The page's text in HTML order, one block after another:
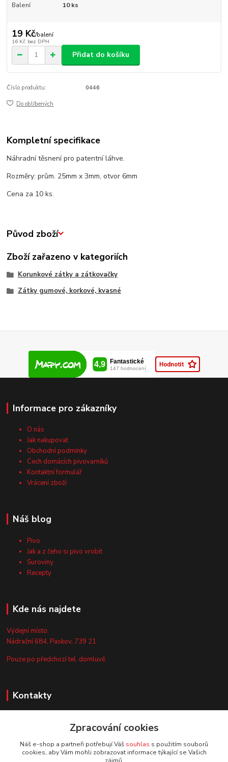
Balení
10 ks
19 Kč/balení
16 Kč bez DPH
Přidat do košíku
Číslo produktu: 0446
Do oblíbených
Kompletní specifikace
Náhradní těsnení pro patentní láhve.
Rozměry: prům. 25mm x 3mm, otvor 6mm
Cena za 10 ks.
Původ zboží
Zboží zařazeno v kategoriích
Korunkové zátky a zátkovačky
Zátky gumové, korkové, kvasné
Informace pro zákazníky
O nás
Jak nakupovat
Obchodní podmínky
Cech domácích pivovarníků
Kontaktní formulář
Vrácení zboží
Náš blog
Pivo
Jak a z čeho si pivo vrobit
Suroviny
Recepty
Kde nás najdete
Výdejní místo:
Nádražní 684, Paskov, 739 21
Pouze po předchozí tel. domluvě.
Kontakty
+420 735 044 675
info@vyrobtesipivo.cz
Zpracování cookies
Náš e-shop a partneři potřebují Váš souhlas s použitím souborů
cookies, aby Vám mohli zobrazovat informace týkající se Vašich